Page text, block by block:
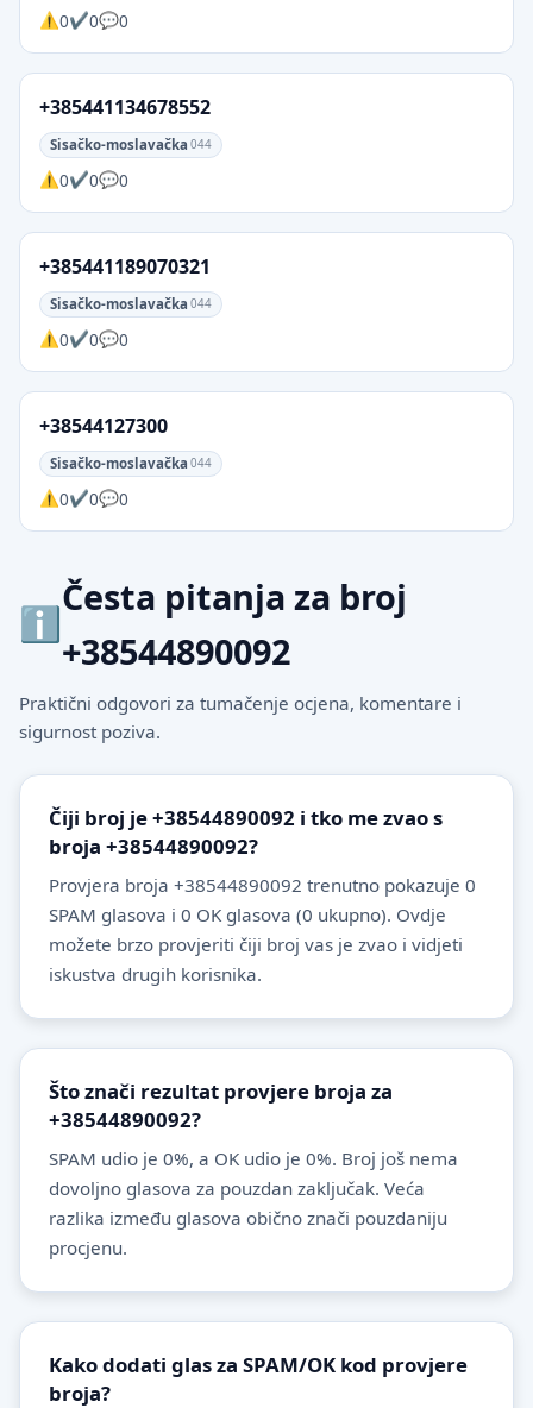
0 0 0
+385441134678552
Sisačko-moslavačka 044
0 0 0
+385441189070321
Sisačko-moslavačka 044
0 0 0
+38544127300
Sisačko-moslavačka 044
0 0 0
Česta pitanja za broj
+38544890092
Praktični odgovori za tumačenje ocjena, komentare i
sigurnost poziva.
Čiji broj je +38544890092 i tko me zvao s
broja +38544890092?
Provjera broja +38544890092 trenutno pokazuje 0
SPAM glasova i 0 OK glasova (0 ukupno). Ovdje
možete brzo provjeriti čiji broj vas je zvao i vidjeti
iskustva drugih korisnika.
Što znači rezultat provjere broja za
+38544890092?
SPAM udio je 0%, a OK udio je 0%. Broj još nema
dovoljno glasova za pouzdan zaključak. Veća
razlika između glasova obično znači pouzdaniju
procjenu.
Kako dodati glas za SPAM/OK kod provjere
broja?